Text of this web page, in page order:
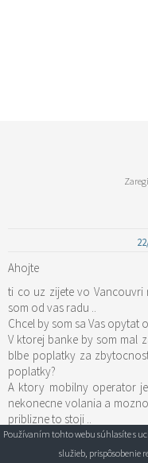
Ahojte
ti co uz zijete vo Vancouvri
som od vas radu ..
Chcel by som sa Vas
V ktorej banke by som mal
blbe poplatky za
poplatky?
A ktory mobilny operator
nekonecne volania a
priblizne to stoji ..
Dakujem
Používaním tohto webu súhlasíte s
služieb, prispôsobenie